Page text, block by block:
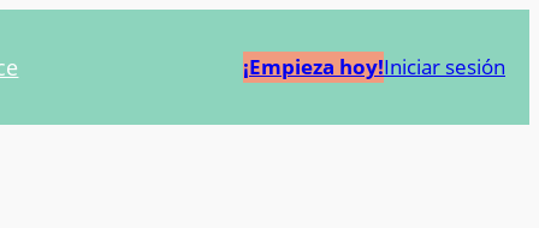
¡Empieza hoy!Iniciar sesión